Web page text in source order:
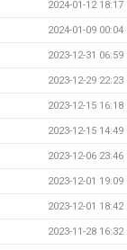
2024-01-12 18:17
2024-01-09 00:04
2023-12-31 06:59
2023-12-29 22:23
2023-12-15 16:18
2023-12-15 14:49
2023-12-06 23:46
2023-12-01 19:09
2023-12-01 18:42
2023-11-28 16:32